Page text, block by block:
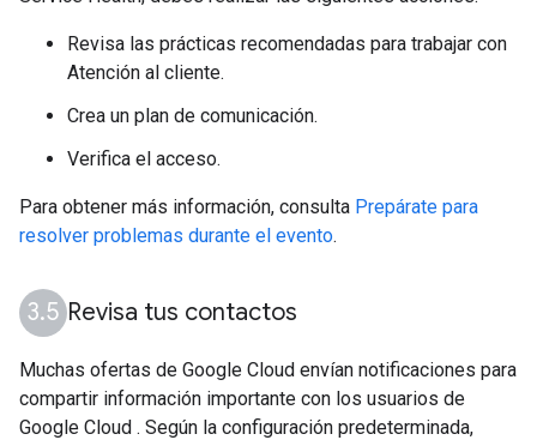
Revisa las prácticas recomendadas para trabajar con
Atención al cliente.
Crea un plan de comunicación.
Verifica el acceso.
Para obtener más información, consulta Prepárate para
resolver problemas durante el evento.
Revisa tus contactos
Muchas ofertas de Google Cloud envían notificaciones para
compartir información importante con los usuarios de
Google Cloud . Según la configuración predeterminada,